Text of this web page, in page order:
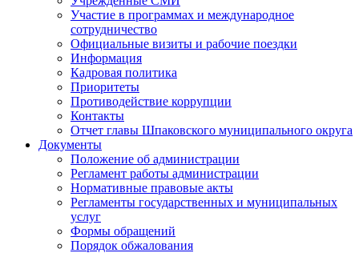
Участие в программах и международное
сотрудничество
Официальные визиты и рабочие поездки
Информация
Кадровая политика
Приоритеты
Противодействие коррупции
Контакты
Отчет главы Шпаковского муниципального округа
Документы
Положение об администрации
Регламент работы администрации
Нормативные правовые акты
Регламенты государственных и муниципальных
услуг
Формы обращений
Порядок обжалования